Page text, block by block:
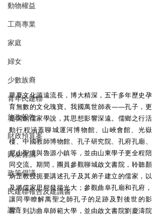
動物權益
工商專業
家庭
婦女
少數族裔
青年民建聯
施政報告
財政預算案
圓桌會議
政策倡議
民建聯報告及建議書
調查
華夏文化源遠流長，博大精深，五千多年歷史孕
育無數的文化瑰寶。我國萬世師表——孔子，更
是開創儒家學說，其思想影響深遠。儒鄉之行活
動行程涵蓋聊城運河博物館、山峽會館、光嶽
樓、中國教師博物館、孔子研究院、孔府孔廟、
尼山聖境與魯源小鎮等，並由山東學子更全程陪
同交流。期間，團員參觀聊城啟文書院，聆聽顏
炳罡教授扼要講述孔子及其弟子建立的儒家，以
及將儒家思想發揚光大；參觀曲阜孔廟和孔府，
讓同學瞭解萬聖之師孔子的足跡及對後世的影
響；到訪曲阜師範大學，並由啟文書院劉慶濤院